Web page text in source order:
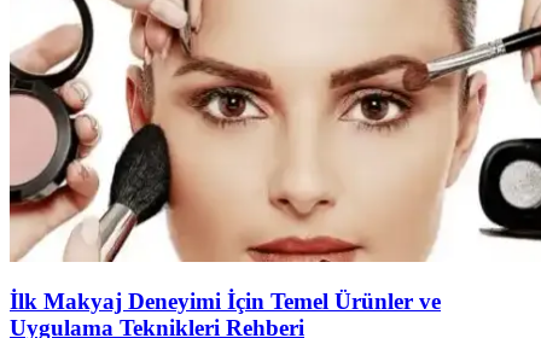
İlk Makyaj Deneyimi İçin Temel Ürünler ve
Uygulama Teknikleri Rehberi